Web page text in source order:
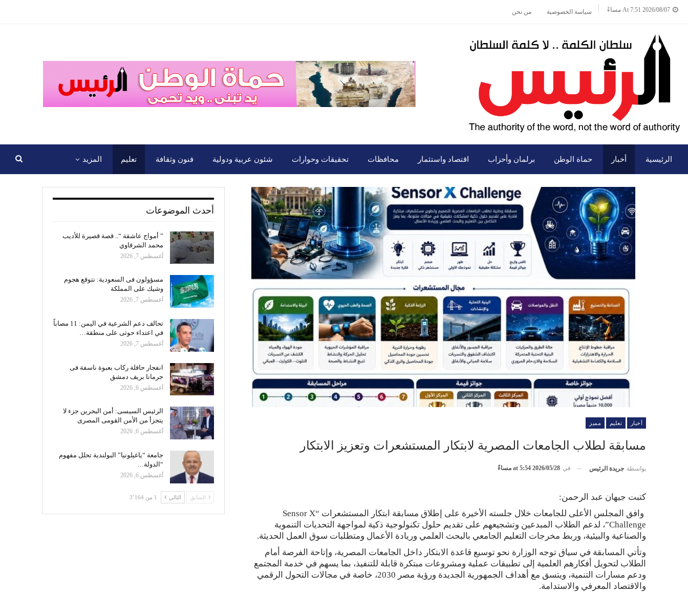
2026/08/07 At 7:51 مساءً سياسة الخصوصية من نحن
الرئيسية أخبار حماة الوطن برلمان وأحزاب اقتصاد واستثمار محافظات تحقيقات وحوارات شئون عربية ودولية فنون وثقافة تعليم المزيد
أخبار تعليم مميز
مسابقة لطلاب الجامعات المصرية لابتكار المستشعرات وتعزيز الابتكار
بواسطة جريدة الرئيس في 2026/05/28 at 5:54 مساءً
كتبت جيهان عبد الرحمن:
وافق المجلس الأعلى للجامعات خلال جلسته الأخيرة على إطلاق مسابقة ابتكار المستشعرات “Sensor X
Challenge”، لدعم الطلاب المبدعين وتشجيعهم على تقديم حلول تكنولوجية ذكية لمواجهة التحديات التنموية
والصناعية والبيئية، وربط مخرجات التعليم الجامعي بالبحث العلمي وريادة الأعمال ومتطلبات سوق العمل الحديثة.
وتأتي المسابقة في سياق توجه الوزارة نحو توسيع قاعدة الابتكار داخل الجامعات المصرية، وإتاحة الفرصة أمام
الطلاب لتحويل أفكارهم العلمية إلى تطبيقات عملية ومشروعات مبتكرة قابلة للتنفيذ، بما يسهم في خدمة المجتمع
ودعم مسارات التنمية، ويتسق مع أهداف الجمهورية الجديدة ورؤية مصر 2030، خاصة في مجالات التحول الرقمي
والاقتصاد المعرفي والاستدامة.
أحدث الموضوعات
” أمواج عاشقة “.. قصة قصيرة للأديب
محمد الشرقاوي
أغسطس 7, 2026
مسؤولون فى السعودية: نتوقع هجوم
وشيك على المملكة
أغسطس 7, 2026
تحالف دعم الشرعية في اليمن: 11 مصاباً
في اعتداء حوثى على منطقة…
أغسطس 7, 2026
انفجار حافلة ركاب بعبوة ناسفة فى
جرمانا بريف دمشق
أغسطس 6, 2026
الرئيس السيسى: أمن البحرين جزء لا
يتجزأ من الأمن القومى المصرى
أغسطس 6, 2026
جامعة “ياغيلونيا” البولندية تحلل مفهوم
“الدولة…
أغسطس 6, 2026
السابق التالي 1 من 3٬164